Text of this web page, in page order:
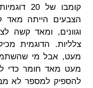
קומבו של
הצבעים הייתה מאד
וגוונים, ומאד קשה
מעט, אבל מי
מעט מאד חומר כדי
להספיק למספר לא